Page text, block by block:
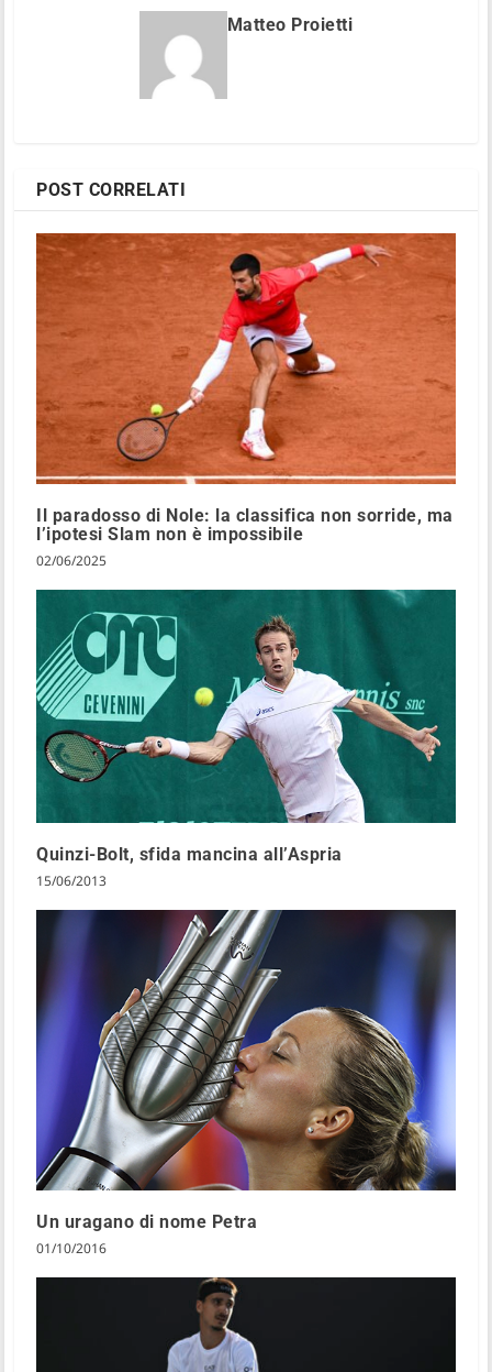
Matteo Proietti
POST CORRELATI
Il paradosso di Nole: la classifica non sorride, ma
l’ipotesi Slam non è impossibile
02/06/2025
Quinzi-Bolt, sfida mancina all’Aspria
15/06/2013
Un uragano di nome Petra
01/10/2016